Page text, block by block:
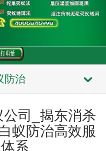
防治
司_揭东消杀
蚁防治高效服
系